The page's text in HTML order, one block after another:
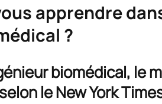
apprendre
?
biomédical, le
le New York